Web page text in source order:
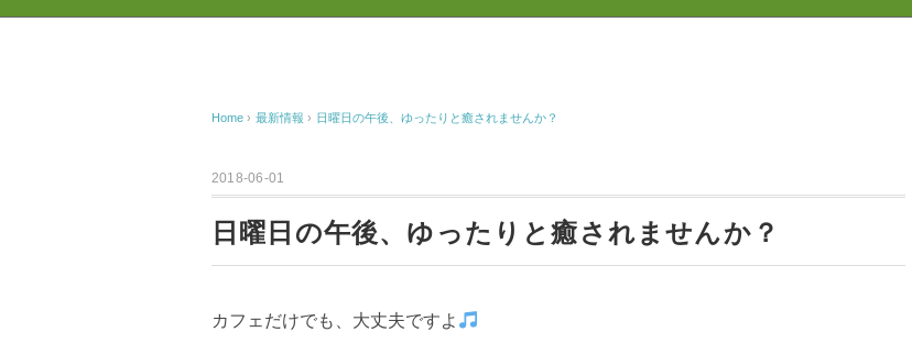
Home › 最新情報 › 日曜日の午後、ゆったりと癒されませんか？
2018-06-01
日曜日の午後、ゆったりと癒されませんか？
カフェだけでも、大丈夫ですよ